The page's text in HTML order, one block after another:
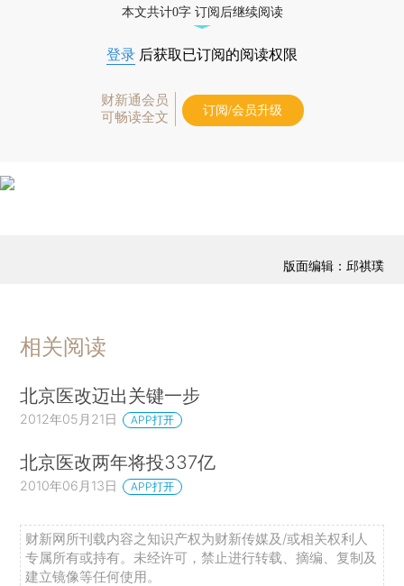
本文共计0字 订阅后继续阅读
登录 后获取已订阅的阅读权限
财新通会员
可畅读全文
订阅/会员升级
版面编辑：邱祺璞
相关阅读
北京医改迈出关键一步
2012年05月21日 APP打开
北京医改两年将投337亿
2010年06月13日 APP打开
财新网所刊载内容之知识产权为财新传媒及/或相关权利人
专属所有或持有。未经许可，禁止进行转载、摘编、复制及
建立镜像等任何使用。